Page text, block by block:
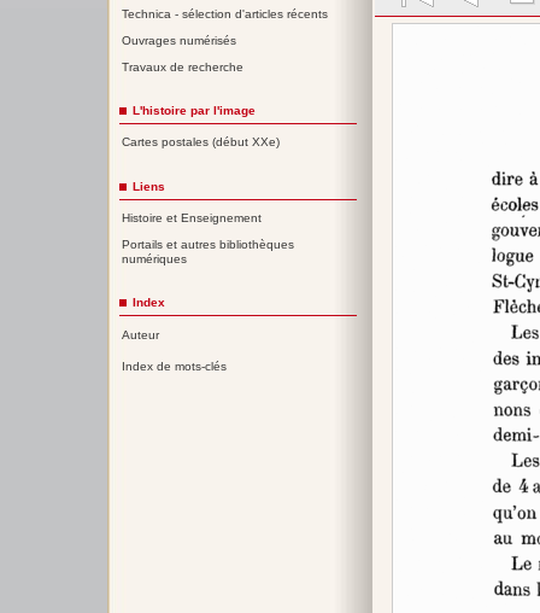
Technica - sélection d'articles récents
Ouvrages numérisés
Travaux de recherche
L'histoire par l'image
Cartes postales (début XXe)
Liens
Histoire et Enseignement
Portails et autres bibliothèques
numériques
Index
Auteur
Index de mots-clés